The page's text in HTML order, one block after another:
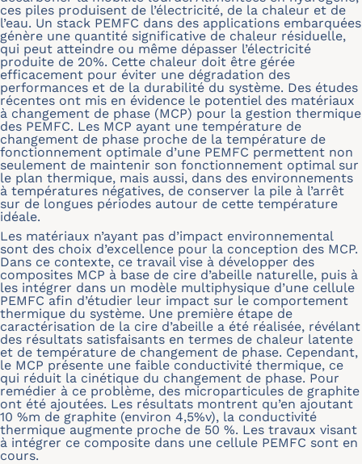
ces piles produisent de l’électricité, de la chaleur et de
l’eau. Un stack PEMFC dans des applications embarquées
génère une quantité significative de chaleur résiduelle,
qui peut atteindre ou même dépasser l’électricité
produite de 20%. Cette chaleur doit être gérée
efficacement pour éviter une dégradation des
performances et de la durabilité du système. Des études
récentes ont mis en évidence le potentiel des matériaux
à changement de phase (MCP) pour la gestion thermique
des PEMFC. Les MCP ayant une température de
changement de phase proche de la température de
fonctionnement optimale d’une PEMFC permettent non
seulement de maintenir son fonctionnement optimal sur
le plan thermique, mais aussi, dans des environnements
à températures négatives, de conserver la pile à l’arrêt
sur de longues périodes autour de cette température
idéale.
Les matériaux n’ayant pas d’impact environnemental
sont des choix d’excellence pour la conception des MCP.
Dans ce contexte, ce travail vise à développer des
composites MCP à base de cire d’abeille naturelle, puis à
les intégrer dans un modèle multiphysique d’une cellule
PEMFC afin d’étudier leur impact sur le comportement
thermique du système. Une première étape de
caractérisation de la cire d’abeille a été réalisée, révélant
des résultats satisfaisants en termes de chaleur latente
et de température de changement de phase. Cependant,
le MCP présente une faible conductivité thermique, ce
qui réduit la cinétique du changement de phase. Pour
remédier à ce problème, des microparticules de graphite
ont été ajoutées. Les résultats montrent qu’en ajoutant
10 %m de graphite (environ 4,5%v), la conductivité
thermique augmente proche de 50 %. Les travaux visant
à intégrer ce composite dans une cellule PEMFC sont en
cours.